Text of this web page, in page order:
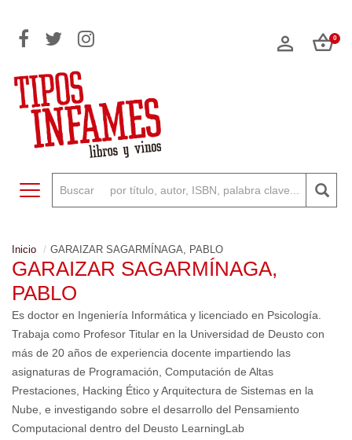
0
Toggle navigation
Inicio GARAIZAR SAGARMÍNAGA, PABLO
GARAIZAR SAGARMÍNAGA,
PABLO
Es doctor en Ingeniería Informática y licenciado en Psicología.
Trabaja como Profesor Titular en la Universidad de Deusto con
más de 20 años de experiencia docente impartiendo las
asignaturas de Programación, Computación de Altas
Prestaciones, Hacking Ético y Arquitectura de Sistemas en la
Nube, e investigando sobre el desarrollo del Pensamiento
Computacional dentro del Deusto LearningLab